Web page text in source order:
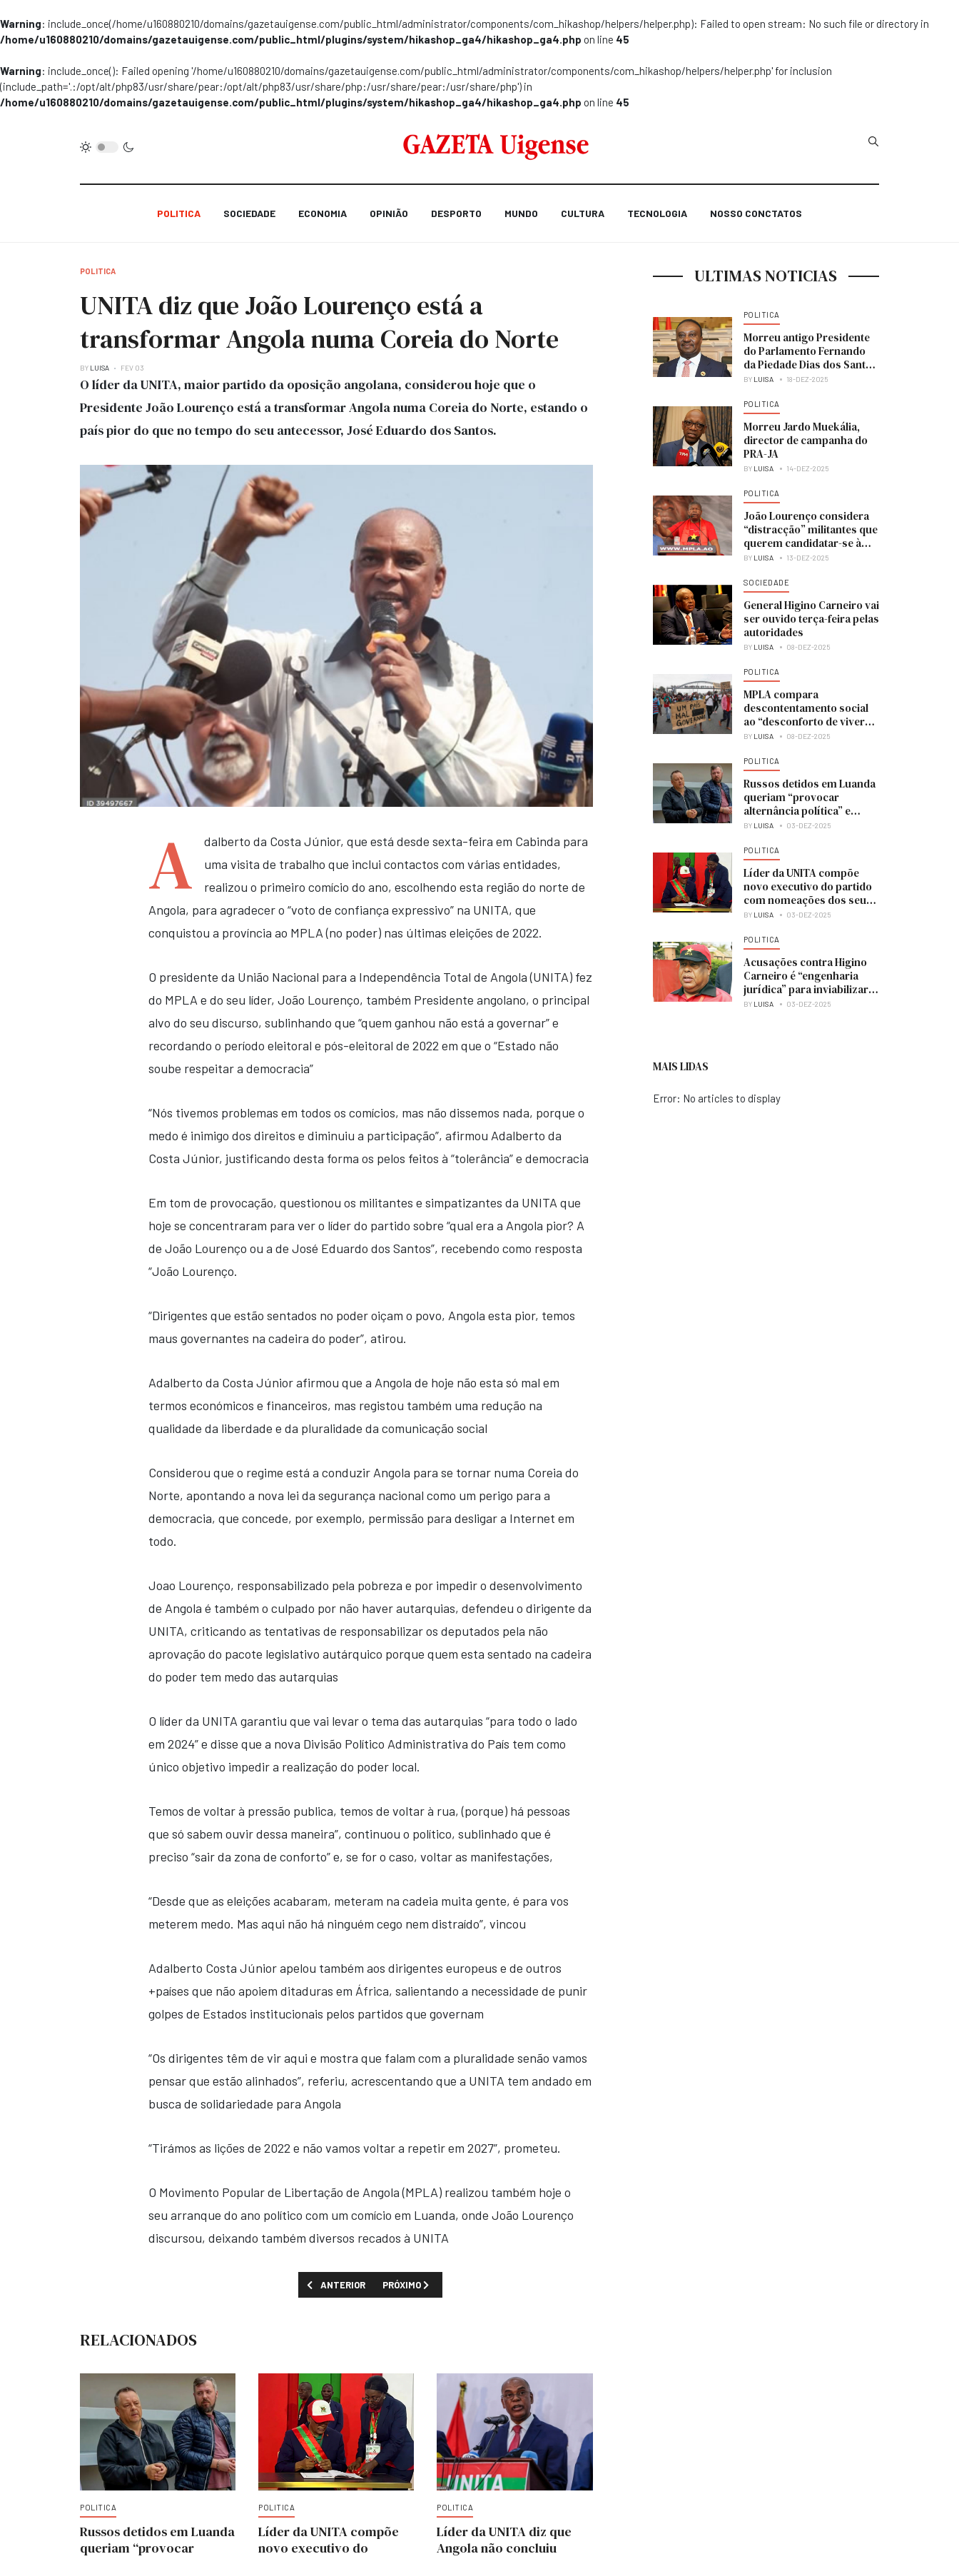
Warning: include_once(/home/u160880210/domains/gazetauigense.com/public_html/administrator/components/com_hikashop/helpers/helper.php): Failed to open stream: No such file or directory in
/home/u160880210/domains/gazetauigense.com/public_html/plugins/system/hikashop_ga4/hikashop_ga4.php on line 45
Warning: include_once(): Failed opening '/home/u160880210/domains/gazetauigense.com/public_html/administrator/components/com_hikashop/helpers/helper.php' for inclusion
(include_path='.:/opt/alt/php83/usr/share/pear:/opt/alt/php83/usr/share/php:/usr/share/pear:/usr/share/php') in
/home/u160880210/domains/gazetauigense.com/public_html/plugins/system/hikashop_ga4/hikashop_ga4.php on line 45
Type 2 or more
POLITICA SOCIEDADE ECONOMIA OPINIÃO DESPORTO MUNDO CULTURA TECNOLOGIA NOSSO CONCTATOS
POLITICA
UNITA diz que João Lourenço está a
transformar Angola numa Coreia do Norte
BY LUISA FEV 03
O líder da UNITA, maior partido da oposição angolana, considerou hoje que o
Presidente João Lourenço está a transformar Angola numa Coreia do Norte, estando o
país pior do que no tempo do seu antecessor, José Eduardo dos Santos.
A
dalberto da Costa Júnior, que está desde sexta-feira em Cabinda para
uma visita de trabalho que inclui contactos com várias entidades,
realizou o primeiro comício do ano, escolhendo esta região do norte de
Angola, para agradecer o “voto de confiança expressivo” na UNITA, que
conquistou a província ao MPLA (no poder) nas últimas eleições de 2022.
O presidente da União Nacional para a Independência Total de Angola (UNITA) fez
do MPLA e do seu líder, João Lourenço, também Presidente angolano, o principal
alvo do seu discurso, sublinhando que “quem ganhou não está a governar” e
recordando o período eleitoral e pós-eleitoral de 2022 em que o “Estado não
soube respeitar a democracia”
“Nós tivemos problemas em todos os comícios, mas não dissemos nada, porque o
medo é inimigo dos direitos e diminuiu a participação”, afirmou Adalberto da
Costa Júnior, justificando desta forma os pelos feitos à “tolerância” e democracia
Em tom de provocação, questionou os militantes e simpatizantes da UNITA que
hoje se concentraram para ver o líder do partido sobre “qual era a Angola pior? A
de João Lourenço ou a de José Eduardo dos Santos”, recebendo como resposta
“João Lourenço.
“Dirigentes que estão sentados no poder oiçam o povo, Angola esta pior, temos
maus governantes na cadeira do poder”, atirou.
Adalberto da Costa Júnior afirmou que a Angola de hoje não esta só mal em
termos económicos e financeiros, mas registou também uma redução na
qualidade da liberdade e da pluralidade da comunicação social
Considerou que o regime está a conduzir Angola para se tornar numa Coreia do
Norte, apontando a nova lei da segurança nacional como um perigo para a
democracia, que concede, por exemplo, permissão para desligar a Internet em
todo.
Joao Lourenço, responsabilizado pela pobreza e por impedir o desenvolvimento
de Angola é também o culpado por não haver autarquias, defendeu o dirigente da
UNITA, criticando as tentativas de responsabilizar os deputados pela não
aprovação do pacote legislativo autárquico porque quem esta sentado na cadeira
do poder tem medo das autarquias
O líder da UNITA garantiu que vai levar o tema das autarquias “para todo o lado
em 2024” e disse que a nova Divisão Político Administrativa do País tem como
único objetivo impedir a realização do poder local.
Temos de voltar à pressão publica, temos de voltar à rua, (porque) há pessoas
que só sabem ouvir dessa maneira”, continuou o político, sublinhado que é
preciso “sair da zona de conforto” e, se for o caso, voltar as manifestações,
“Desde que as eleições acabaram, meteram na cadeia muita gente, é para vos
meterem medo. Mas aqui não há ninguém cego nem distraído”, vincou
Adalberto Costa Júnior apelou também aos dirigentes europeus e de outros
+países que não apoiem ditaduras em África, salientando a necessidade de punir
golpes de Estados institucionais pelos partidos que governam
“Os dirigentes têm de vir aqui e mostra que falam com a pluralidade senão vamos
pensar que estão alinhados”, referiu, acrescentando que a UNITA tem andado em
busca de solidariedade para Angola
“Tirámos as lições de 2022 e não vamos voltar a repetir em 2027”, prometeu.
O Movimento Popular de Libertação de Angola (MPLA) realizou também hoje o
seu arranque do ano político com um comício em Luanda, onde João Lourenço
discursou, deixando também diversos recados à UNITA
ARTIGO ANTERIOR: JOÃO LOURENÇO DESTACA "PROGRESSOS" DE ANGOLA EM CINQUENTA ANOS DE INDEPENDÊNCIA
ANTERIOR PRÓXIMO ARTIGO: JOÃO LOURENÇO CRITICA OPOSIÇÃO POR PRETENDER FAZER MANIFESTAÇÕES PARA EXIGIR AUTARQUIAS
PRÓXIMO
RELACIONADOS
POLITICA
Russos detidos em Luanda
queriam “provocar
POLITICA
Líder da UNITA compõe
novo executivo do
POLITICA
Líder da UNITA diz que
Angola não concluiu
ULTIMAS NOTICIAS
POLITICA
Morreu antigo Presidente
do Parlamento Fernando
da Piedade Dias dos Santos
“Nandó”
BY LUISA 18-DEZ-2025
POLITICA
Morreu Jardo Muekália,
director de campanha do
PRA-JA
BY LUISA 14-DEZ-2025
POLITICA
João Lourenço considera
“distracção” militantes que
querem candidatar-se à
liderança do MPLA
BY LUISA 13-DEZ-2025
SOCIEDADE
General Higino Carneiro vai
ser ouvido terça-feira pelas
autoridades
BY LUISA 08-DEZ-2025
POLITICA
MPLA compara
descontentamento social
ao “desconforto de viver
numa casa em obras”
BY LUISA 08-DEZ-2025
POLITICA
Russos detidos em Luanda
queriam “provocar
alternância política” e
colocar UNITA no poder
BY LUISA 03-DEZ-2025
POLITICA
Líder da UNITA compõe
novo executivo do partido
com nomeações dos seus
membros
BY LUISA 03-DEZ-2025
POLITICA
Acusações contra Higino
Carneiro é “engenharia
jurídica” para inviabilizar
candidatura à presidência
BY LUISA 03-DEZ-2025
MAIS LIDAS
Error: No articles to display